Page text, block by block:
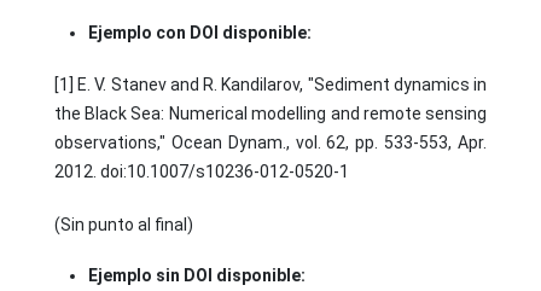
Ejemplo con DOI disponible:
[1] E. V. Stanev and R. Kandilarov, "Sediment dynamics in
the Black Sea: Numerical modelling and remote sensing
observations," Ocean Dynam., vol. 62, pp. 533-553, Apr.
2012. doi:10.1007/s10236-012-0520-1
(Sin punto al final)
Ejemplo sin DOI disponible: